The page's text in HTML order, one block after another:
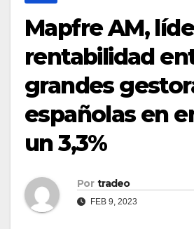
Mapfre AM,
rentabilidad
grandes
españolas en
un 3,3%
Por tradeo
FEB 9, 2023